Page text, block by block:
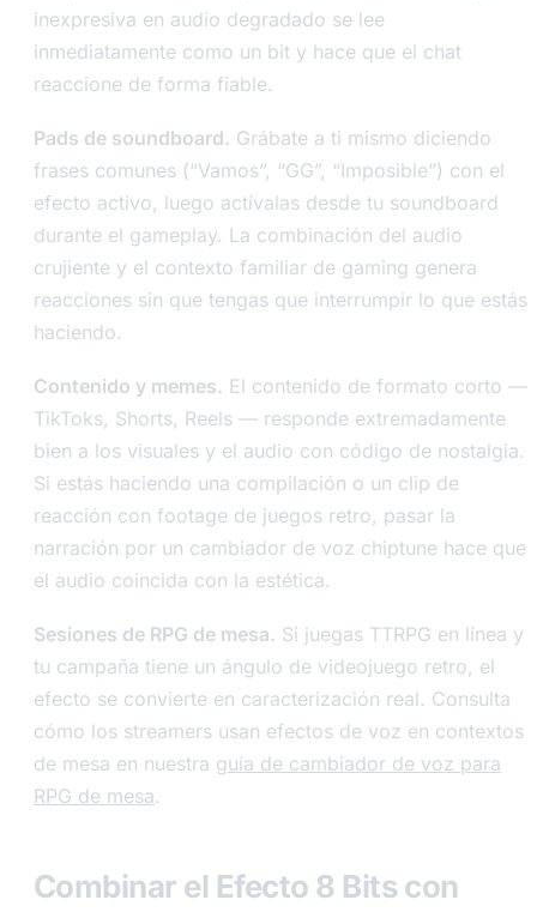
inexpresiva en audio degradado se lee
inmediatamente como un bit y hace que el chat
reaccione de forma fiable.
Pads de soundboard. Grábate a ti mismo diciendo
frases comunes (“Vamos”, “GG”, “Imposible”) con el
efecto activo, luego actívalas desde tu soundboard
durante el gameplay. La combinación del audio
crujiente y el contexto familiar de gaming genera
reacciones sin que tengas que interrumpir lo que estás
haciendo.
Contenido y memes. El contenido de formato corto —
TikToks, Shorts, Reels — responde extremadamente
bien a los visuales y el audio con código de nostalgia.
Si estás haciendo una compilación o un clip de
reacción con footage de juegos retro, pasar la
narración por un cambiador de voz chiptune hace que
el audio coincida con la estética.
Sesiones de RPG de mesa. Si juegas TTRPG en línea y
tu campaña tiene un ángulo de videojuego retro, el
efecto se convierte en caracterización real. Consulta
cómo los streamers usan efectos de voz en contextos
de mesa en nuestra guía de cambiador de voz para
RPG de mesa.
Combinar el Efecto 8 Bits con